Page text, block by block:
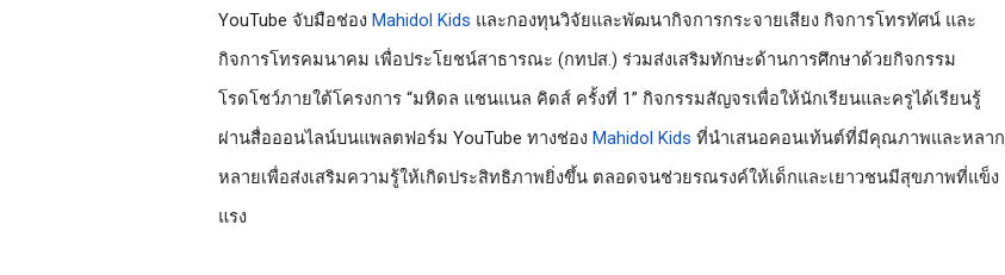
YouTube จับมือช่อง Mahidol Kids และกองทุนวิจัยและพัฒนากิจการกระจายเสียง กิจการโทรทัศน์ และ
กิจการโทรคมนาคม เพื่อประโยชน์สาธารณะ (กทปส.) ร่วมส่งเสริมทักษะด้านการศึกษาด้วยกิจกรรม
โรดโชว์ภายใต้โครงการ “มหิดล แชนแนล คิดส์ ครั้งที่ 1” กิจกรรมสัญจรเพื่อให้นักเรียนและครูได้เรียนรู้
ผ่านสื่อออนไลน์บนแพลตฟอร์ม YouTube ทางช่อง Mahidol Kids ที่นำเสนอคอนเท้นต์ที่มีคุณภาพและหลาก
หลายเพื่อส่งเสริมความรู้ให้เกิดประสิทธิภาพยิ่งขึ้น ตลอดจนช่วยรณรงค์ให้เด็กและเยาวชนมีสุขภาพที่แข็ง
แรง